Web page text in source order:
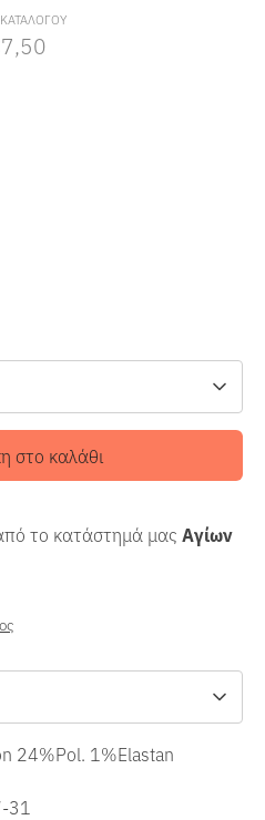
στο καλάθι
το κατάστημά μας Αγίων
24%Pol. 1%Elastan
31